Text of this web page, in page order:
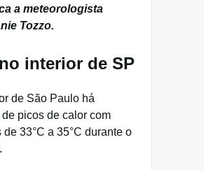
a meteorologista
Tozzo.
interior de SP
de São Paulo há
picos de calor com
de 33°C a 35°C durante o